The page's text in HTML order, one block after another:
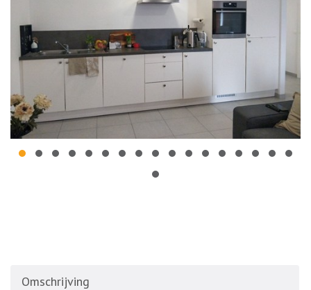
Omschrijving